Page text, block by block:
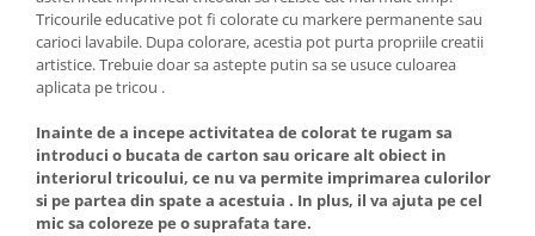
Tricourile educative pot fi colorate cu markere permanente sau
carioci lavabile. Dupa colorare, acestia pot purta propriile creatii
artistice. Trebuie doar sa astepte putin sa se usuce culoarea
aplicata pe tricou .
Inainte de a incepe activitatea de colorat te rugam sa
introduci o bucata de carton sau oricare alt obiect in
interiorul tricoului, ce nu va permite imprimarea culorilor
si pe partea din spate a acestuia . In plus, il va ajuta pe cel
mic sa coloreze pe o suprafata tare.